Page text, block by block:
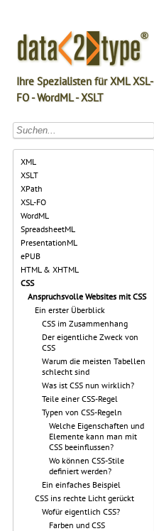
Ihre Spezialisten für XML XSL-
FO - WordML - XSLT
XML
XSLT
XPath
XSL-FO
WordML
SpreadsheetML
PresentationML
ePUB
HTML & XHTML
CSS
Anspruchsvolle Websites mit CSS
Ein erster Überblick
CSS im Zusammenhang
Der eigentliche Zweck von
CSS
Warum die meisten Tabellen
schlecht sind
Was ist CSS nun wirklich?
Teile einer CSS-Regel
Typen von CSS-Regeln
Welche Eigenschaften und
Elemente kann man mit
CSS beeinflussen?
Wo können CSS-Stile
definiert werden?
Ein einfaches Beispiel
CSS ins rechte Licht gerückt
Wofür eigentlich CSS?
Farben und CSS